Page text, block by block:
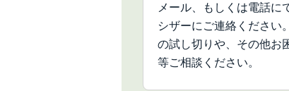
メール、もしくは電話に
シザーにご連絡ください
の試し切りや、その他お
等ご相談ください。